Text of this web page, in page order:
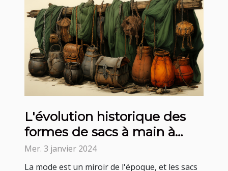
L'évolution historique des
formes de sacs à main à
travers les âges
Mer. 3 janvier 2024
La mode est un miroir de l'époque, et les sacs